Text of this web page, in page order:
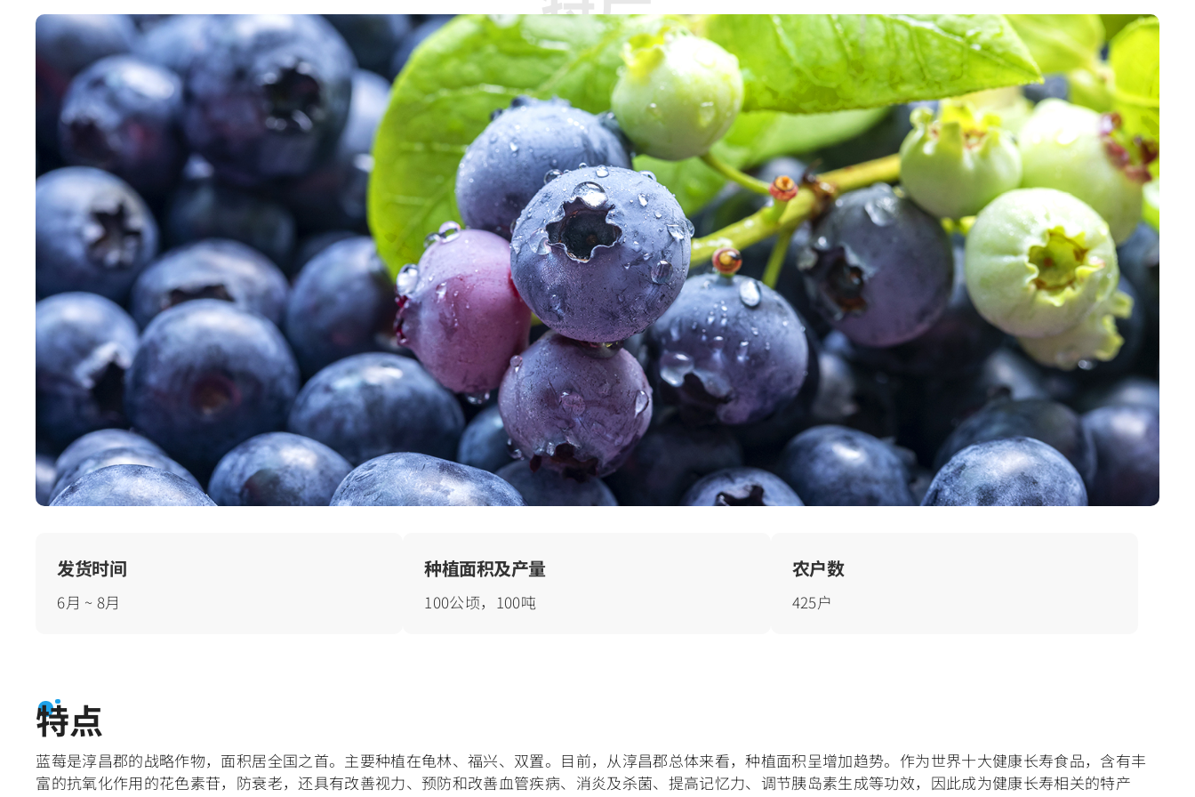
发货时间
6月 ~ 8月
种植面积及产量
100公顷，100吨
农户数
425户
特点
蓝莓是淳昌郡的战略作物，面积居全国之首。主要种植在龟林、福兴、双置。目前，从淳昌郡总体来看，种植面积呈增加趋势。作为世界十大健康长寿食品，含有丰
富的抗氧化作用的花色素苷，防衰老，还具有改善视力、预防和改善血管疾病、消炎及杀菌、提高记忆力、调节胰岛素生成等功效，因此成为健康长寿相关的特产